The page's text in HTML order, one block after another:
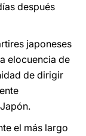
después
japoneses
elocuencia de
de dirigir
el más largo